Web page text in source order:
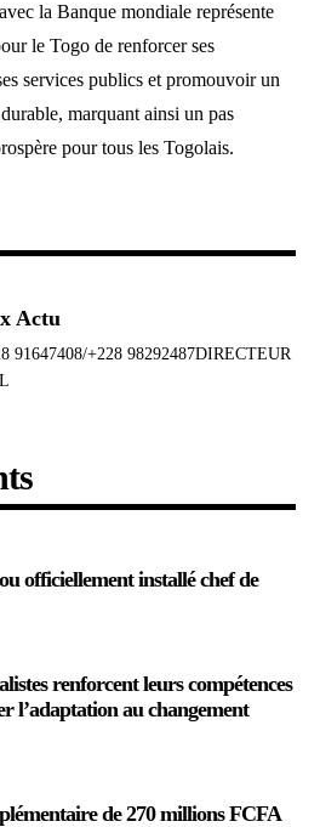
la Banque mondiale représente
le Togo de renforcer ses
services publics et promouvoir un
marquant ainsi un pas
pour tous les Togolais.
Actu
91647408/+228 98292487DIRECTEUR
officiellement installé chef de
renforcent leurs compétences
l’adaptation au changement
de 270 millions FCFA